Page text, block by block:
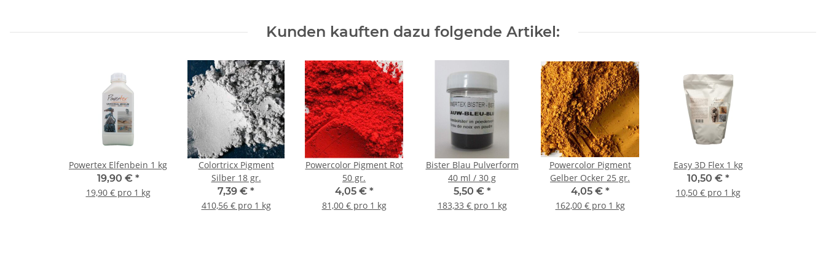
Kunden kauften dazu folgende Artikel:
Powertex Elfenbein 1 kg
19,90 € *
19,90 € pro 1 kg
Colortricx Pigment
Silber 18 gr.
7,39 € *
410,56 € pro 1 kg
Powercolor Pigment Rot
50 gr.
4,05 € *
81,00 € pro 1 kg
Bister Blau Pulverform
40 ml / 30 g
5,50 € *
183,33 € pro 1 kg
Powercolor Pigment
Gelber Ocker 25 gr.
4,05 € *
162,00 € pro 1 kg
Easy 3D Flex 1 kg
10,50 € *
10,50 € pro 1 kg